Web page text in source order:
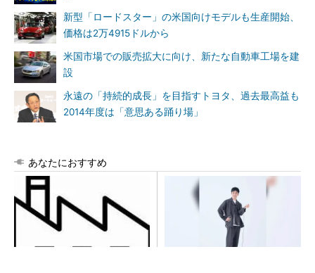
新型「ロードスター」の米国向けモデルも生産開始、
価格は2万4915ドルから
米国市場での販売拡大に向け、新たな自動車工場を建
設
永遠の「持続的成長」を目指すトヨタ、過去最高益も
2014年度は「意思ある踊り場」
あなたにおすすめ